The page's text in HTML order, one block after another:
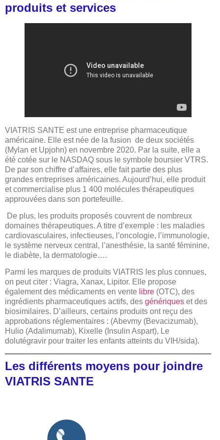
produits et services
VIATRIS SANTE est une entreprise pharmaceutique
américaine. Elle est née de la fusion de deux sociétés
(Mylan et Upjohn) en novembre 2020. Par la suite, elle a
été cotée sur le NASDAQ sous le symbole boursier VTRS.
De par son chiffre d’affaires, elle fait partie des plus
grandes entreprises américaines. Aujourd’hui, elle produit
et commercialise plus 1 400 molécules thérapeutiques
approuvées dans son portefeuille.
De plus, les produits proposés couvrent de nombreux
domaines thérapeutiques. A titre d’exemple : les maladies
cardiovasculaires, infectieuses, l’oncologie, l’immunologie,
le système nerveux central, l’anesthésie, la santé féminine,
le diabète, la dermatologie….
Parmi les marques de produits VIATRIS les plus connues,
on peut citer : Viagra, Xanax, Lipitor. Elle propose
également des médicaments en vente libre (OTC), des
ingrédients pharmaceutiques actifs, des génériques et des
biosimilaires. D’ailleurs, certains produits ont reçu des
approbations réglementaires : (Abevmy (Bevacizumab),
Hulio (Adalimumab), Kixelle (Insulin Aspart), Le
dolutégravir pour traiter les enfants atteints du VIH/sida).
Les différents moyens pour joindre
VIATRIS SANTE